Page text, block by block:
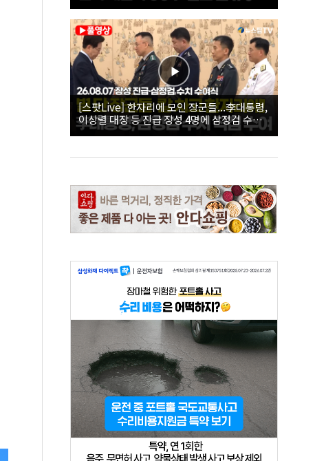
[스팟Live] 한자리에 모인 장군들...李대통령,
이상렬 대장 등 진급 장성 4명에 삼정검 수치
직접 수여｜26.08.07 장성 진급·삼정검 수치